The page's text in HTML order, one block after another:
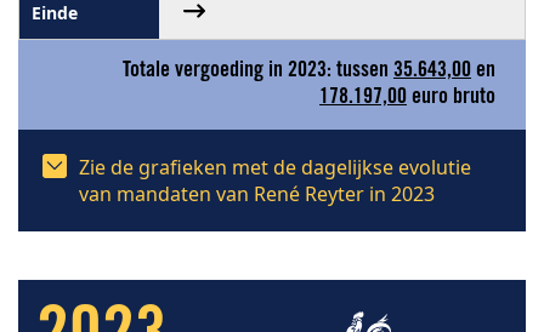
Totale vergoeding in 2023: tussen 35.643,00 en
178.197,00 euro bruto
Zie de grafieken met de dagelijkse evolutie
van mandaten van René Reyter in 2023